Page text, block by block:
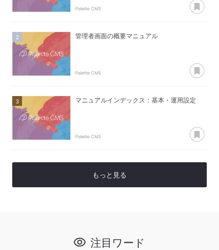
Palette CMS
管理者画面の概要マニュアル
Palette CMS
マニュアルインデックス：基本・運用設定
Palette CMS
もっと見る
注目ワード